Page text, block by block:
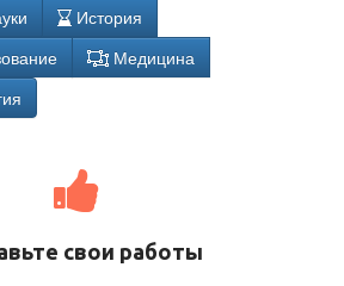
История
Медицина
свои работы